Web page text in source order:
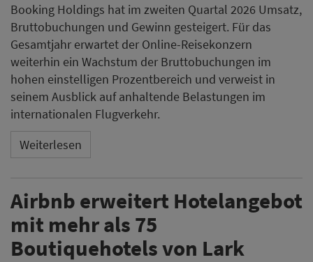
Booking Holdings hat im zweiten Quartal 2026 Umsatz,
Bruttobuchungen und Gewinn gesteigert. Für das
Gesamtjahr erwartet der Online-Reisekonzern
weiterhin ein Wachstum der Bruttobuchungen im
hohen einstelligen Prozentbereich und verweist in
seinem Ausblick auf anhaltende Belastungen im
internationalen Flugverkehr.
Weiterlesen
Airbnb erweitert Hotelangebot
mit mehr als 75
Boutiquehotels von Lark